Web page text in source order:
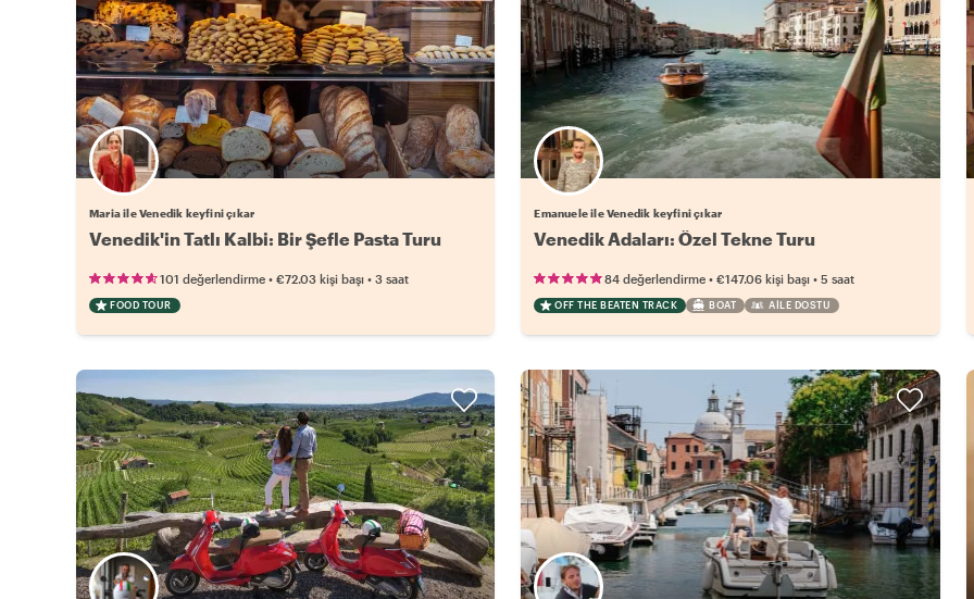
Maria ile Venedik keyfini çıkar
Venedik'in Tatlı Kalbi: Bir Şefle Pasta Turu
101 değerlendirme • €72.03 kişi başı • 3 saat
FOOD TOUR
Emanuele ile Venedik keyfini çıkar
Venedik Adaları: Özel Tekne Turu
84 değerlendirme •€147.06 kişi başı •5 saat
OFF THE BEATEN TRACK BOAT AILE DOSTU